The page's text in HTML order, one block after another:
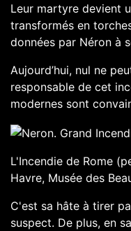
Leur martyre devient
transformés en
données par Néron à
Aujourd’hui, nul ne
responsable de cet
modernes sont
L'Incendie de Rome
Havre, Musée des
C'est sa hâte à tirer
suspect. De plus, en